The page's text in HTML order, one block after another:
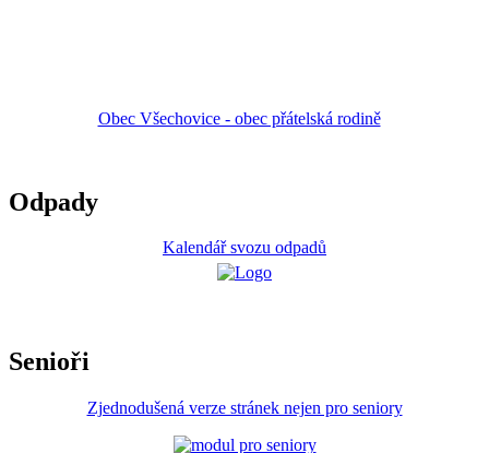
Obec Všechovice - obec přátelská rodině
Odpady
Kalendář svozu odpadů
Senioři
Zjednodušená verze stránek nejen pro seniory